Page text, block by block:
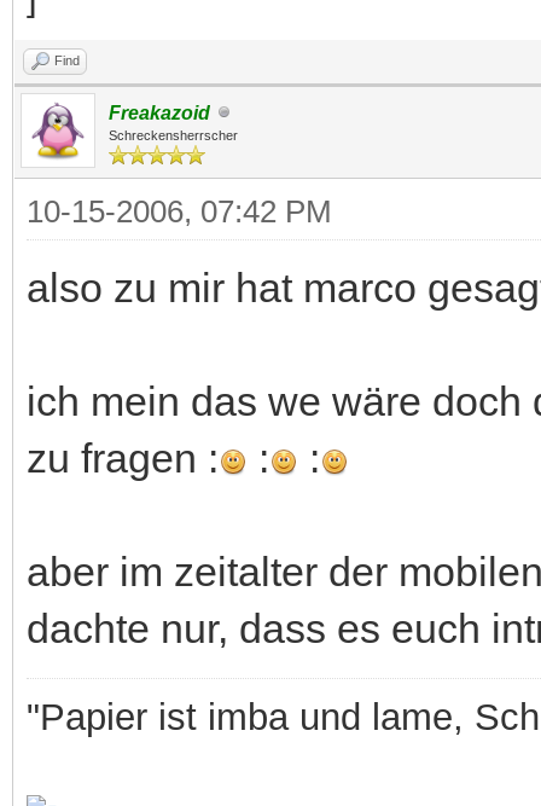
Find
Freakazoid
Schreckensherrscher
10-15-2006, 07:42 PM
also zu mir hat marco
ich mein das we wäre
zu fragen :
: :
aber im zeitalter der
dachte nur, dass es euch
"Papier ist imba und lame,